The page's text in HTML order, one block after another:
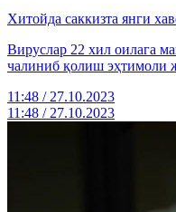
Хитойда саккизта янги
Вируслар 22 хил оилага
чалиниб қолиш эҳтимоли
11:48 / 27.10.2023
11:48 / 27.10.2023